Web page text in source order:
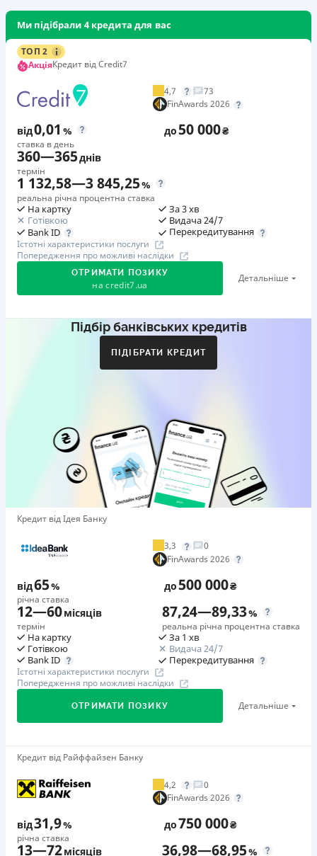
Ми підібрали 4 кредита для вас
ТОП 2
АкціяКредит від Credit7
4,7
73
FinAwards 2026
від0,01 %
ставка в день
до50 000₴
360—365днів
термін
1 132,58—3 845,25%
реальна річна процентна ставка
На картку
Готівкою
Bank ID
За 3 хв
Видача 24/7
Перекредитування
Істотні характеристики послуги
Попередження про можливі наслідки
ОТРИМАТИ ПОЗИКУ
на credit7.ua
Детальніше
Акція: «Кешбек за друга»
Коли друг реєструється та отримує перший кредит
Бронзовий призер FinAwards 2026 «Найкраща програма
лояльності»
Перший займ
вiд 0,01%/день до 30 000 ₴
Повторний займ
Додаткова комісія за дострокове погашення
у будь-який момент можна повністю погасити позику без
додаткових плат
Страховка
відсутня
Штрафи
Неустойка за невиконання та/або неналежне виконання
споживачем грошових зобов’язань: штраф у розмірі 75%
від суми невиконаного та/або неналежного виконання
зобов’язання на 2-й день кожного факту такого
невиконання та/або неналежного виконання.
Детальніше читайте на сайті МФО.
Необхідні документи
Паспорт,ІПН
Вік
18 - 65 років
Переваги
Підбір банківських кредитів
ПІДІБРАТИ КРЕДИТ
Кредит від Ідея Банку
3,3
0
FinAwards 2026
від65%
річна ставка
до500 000₴
12—60місяців
термін
87,24—89,33%
реальна річна процентна ставка
На картку
Готівкою
Bank ID
За 1 хв
Видача 24/7
Перекредитування
Істотні характеристики послуги
Попередження про можливі наслідки
ОТРИМАТИ ПОЗИКУ Детальніше
🥇Переможець FinAwards 2026
Переможець FinAwards 2026 «Найкращий кредит
готівкою»
вiд 65%/рік до 500 000 ₴
Додаткова комісія за дострокове погашення
Кредит від Райффайзен Банку
4,2
0
FinAwards 2026
від31,9%
річна ставка
до750 000₴
13—72місяців 36,98—68,95%